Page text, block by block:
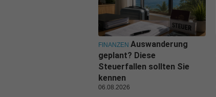
FINANZEN Auswanderung
geplant? Diese
Steuerfallen sollten Sie
kennen
06.08.2026